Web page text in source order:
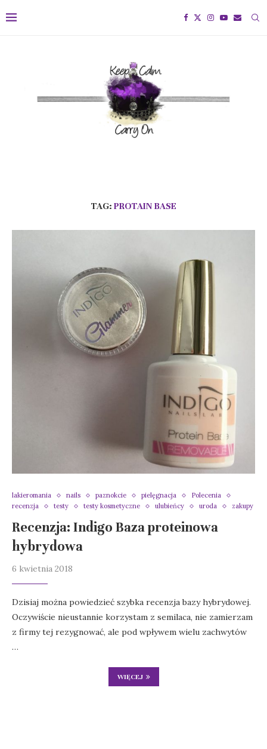
TAG: PROTAIN BASE
lakieromania nails paznokcie pielęgnacja
Polecenia
recenzja
testy testy kosmetyczne ulubieńcy uroda zakupy
Recenzja: Indigo Baza proteinowa
hybrydowa
6 kwietnia 2018
Dzisiaj można powiedzieć szybka recenzja bazy hybrydowej.
Oczywiście nieustannie korzystam z semilaca, nie zamierzam
z firmy tej rezygnować, ale pod wpływem wielu zachwytów
…
WIĘCEJ